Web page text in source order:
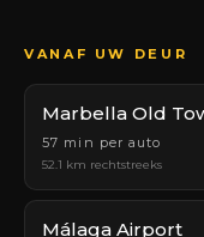
VANAF UW DEUR
Marbella Old
57 min per auto
52.1 km rechtstreeks
Málaga Airport